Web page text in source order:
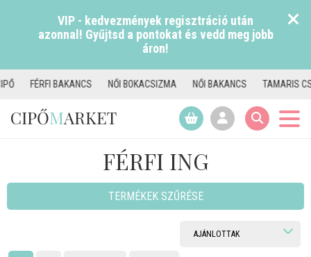
VIP - kedvezmények regisztráció után
azonnal! Gyűjtsd a pontokat és vedd meg jobb
áron!
NŐI BOKACSIZMA NŐI BAKANCS TAMARIS CSIZMA NŐI PAPUCS
CIPŐMARKET
FÉRFI ING
TERMÉKEK SZŰRÉSE